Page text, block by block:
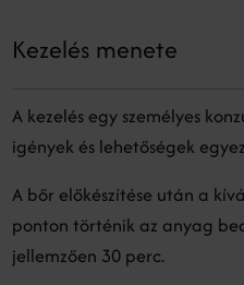
Kezelés menete
A kezelés egy személyes
igények és lehetőségek
A bőr előkészítése után a
ponton történik az anyag
jellemzően 30 perc.